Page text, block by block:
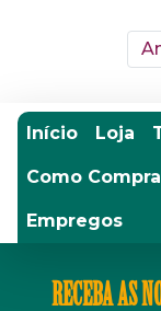
Início Loja
Como
Empregos
RECEBA AS